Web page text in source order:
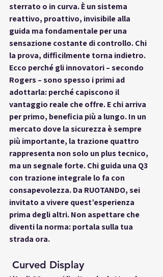
sterrato o in curva. È un sistema
reattivo, proattivo, invisibile alla
guida ma fondamentale per una
sensazione costante di controllo. Chi
la prova, difficilmente torna indietro.
Ecco perché gli innovatori – secondo
Rogers – sono spesso i primi ad
adottarla: perché capiscono il
vantaggio reale che offre. E chi arriva
per primo, beneficia più a lungo. In un
mercato dove la sicurezza è sempre
più importante, la trazione quattro
rappresenta non solo un plus tecnico,
ma un segnale forte. Chi guida una Q3
con trazione integrale lo fa con
consapevolezza. Da RUOTANDO, sei
invitato a vivere quest’esperienza
prima degli altri. Non aspettare che
diventi la norma: portala sulla tua
strada ora.
Curved Display